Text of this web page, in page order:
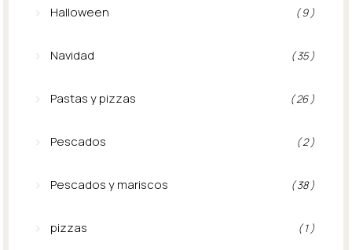
Halloween ( 9 )
Navidad ( 35 )
Pastas y pizzas ( 26 )
Pescados ( 2 )
Pescados y mariscos ( 38 )
pizzas ( 1 )